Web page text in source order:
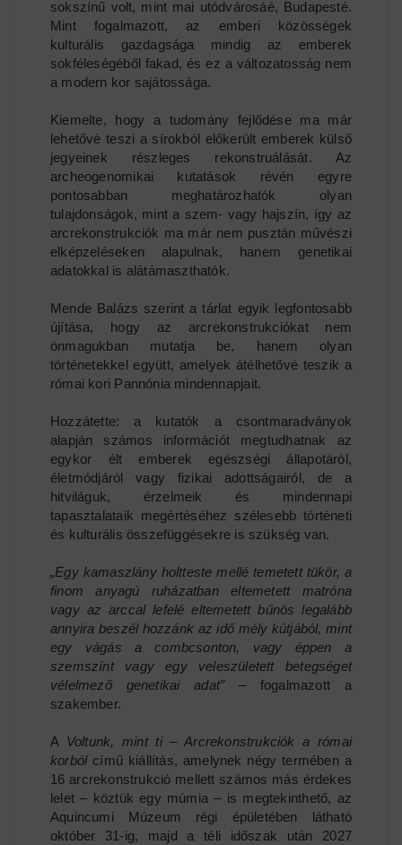
sokszínű volt, mint mai utódvárosáé, Budapesté.
Mint fogalmazott, az emberi közösségek
kulturális gazdagsága mindig az emberek
sokféleségéből fakad, és ez a változatosság nem
a modern kor sajátossága.
Kiemelte, hogy a tudomány fejlődése ma már
lehetővé teszi a sírokból előkerült emberek külső
jegyeinek részleges rekonstruálását. Az
archeogenomikai kutatások révén egyre
pontosabban meghatározhatók olyan
tulajdonságok, mint a szem- vagy hajszín, így az
arcrekonstrukciók ma már nem pusztán művészi
elképzeléseken alapulnak, hanem genetikai
adatokkal is alátámaszthatók.
Mende Balázs szerint a tárlat egyik legfontosabb
újítása, hogy az arcrekonstrukciókat nem
önmagukban mutatja be, hanem olyan
történetekkel együtt, amelyek átélhetővé teszik a
római kori Pannónia mindennapjait.
Hozzátette: a kutatók a csontmaradványok
alapján számos információt megtudhatnak az
egykor élt emberek egészségi állapotáról,
életmódjáról vagy fizikai adottságairól, de a
hitviláguk, érzelmeik és mindennapi
tapasztalataik megértéséhez szélesebb történeti
és kulturális összefüggésekre is szükség van.
„Egy kamaszlány holtteste mellé temetett tükör, a
finom anyagú ruházatban eltemetett matróna
vagy az arccal lefelé eltemetett bűnös legalább
annyira beszél hozzánk az idő mély kútjából, mint
egy vágás a combcsonton, vagy éppen a
szemszínt vagy egy veleszületett betegséget
vélelmező genetikai adat”– fogalmazott a
szakember.
A Voltunk, mint ti – Arcrekonstrukciók a római
korbólcímű kiállítás, amelynek négy termében a
16 arcrekonstrukció mellett számos más érdekes
lelet – köztük egy múmia – is megtekinthető, az
Aquincumi Múzeum régi épületében látható
október 31-ig, majd a téli időszak után 2027